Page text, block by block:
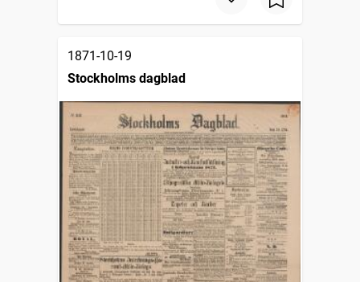
1871-10-19
Stockholms dagblad